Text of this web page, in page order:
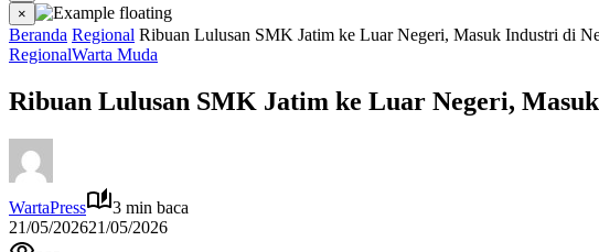
×
Beranda Regional Ribuan Lulusan SMK Jatim ke Luar Negeri, Masuk Industri di
RegionalWarta Muda
Ribuan Lulusan SMK Jatim ke Luar Negeri,
WartaPress
3 min baca
21/05/202621/05/2026